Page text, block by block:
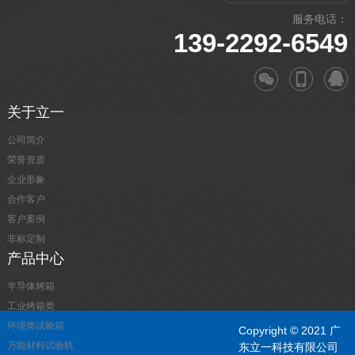
服务电话：
139-2292-6549
关于立一
公司简介
荣誉资质
企业形象
合作客户
客户案例
非标定制
产品中心
半导体烤箱
工业烤箱类
环境类试验箱
万能材料试验机
Copyright © 2021 广
东立一科技有限公司